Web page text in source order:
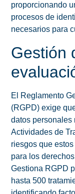
proporcionando
procesos de
necesarios para
Gestión
El Reglamento
(RGPD) exige
datos personales
Actividades de
riesgos que
para los
Gestiona RGPD
hasta 500